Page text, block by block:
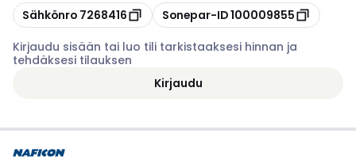
Kopioi
Sähkönro 7268416 Kopioi
Sonepar-ID100009855
Kirjaudu sisään tai luo tili tarkistaaksesi hinnan ja
tehdäksesi tilauksen
Kirjaudu